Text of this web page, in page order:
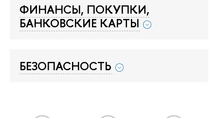
ФИНАНСЫ, ПОКУПКИ,
БАНКОВСКИЕ КАРТЫ
БЕЗОПАСНОСТЬ